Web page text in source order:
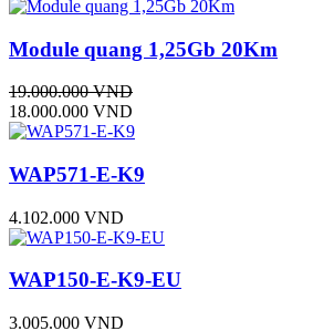
Module quang 1,25Gb 20Km
19.000.000 VND
18.000.000 VND
WAP571-E-K9
4.102.000 VND
WAP150-E-K9-EU
3.005.000 VND